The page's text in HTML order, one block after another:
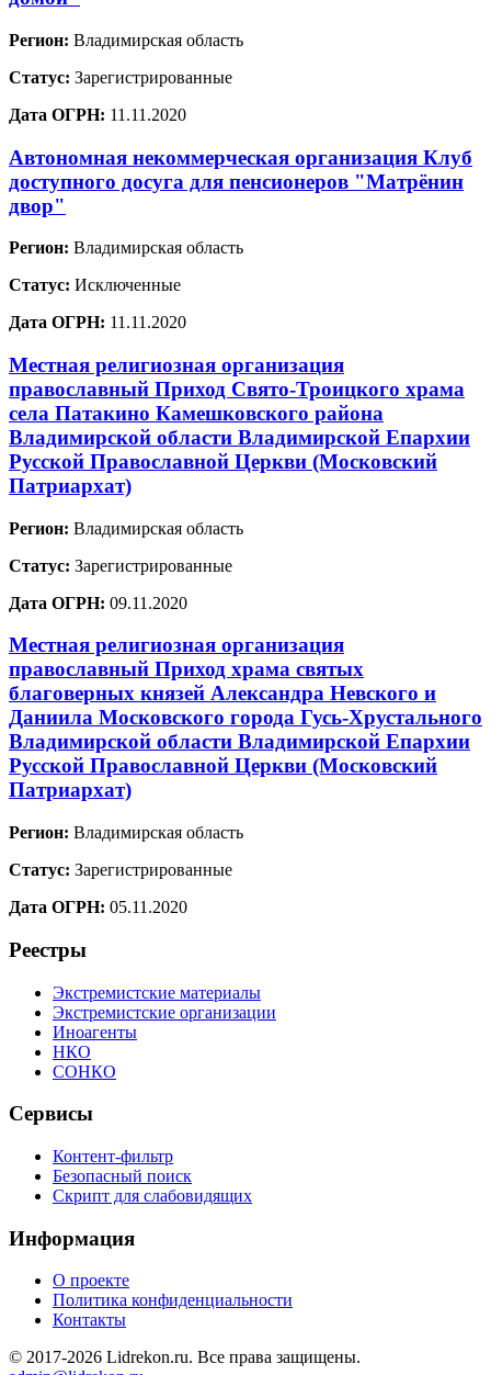
Регион: Владимирская область
Статус: Зарегистрированные
Дата ОГРН: 11.11.2020
Автономная некоммерческая организация Клуб
доступного досуга для пенсионеров "Матрёнин
двор"
Регион: Владимирская область
Статус: Исключенные
Дата ОГРН: 11.11.2020
Местная религиозная организация
православный Приход Свято-Троицкого храма
села Патакино Камешковского района
Владимирской области Владимирской Епархии
Русской Православной Церкви (Московский
Патриархат)
Регион: Владимирская область
Статус: Зарегистрированные
Дата ОГРН: 09.11.2020
Местная религиозная организация
православный Приход храма святых
благоверных князей Александра Невского и
Даниила Московского города Гусь-Хрустального
Владимирской области Владимирской Епархии
Русской Православной Церкви (Московский
Патриархат)
Регион: Владимирская область
Статус: Зарегистрированные
Дата ОГРН: 05.11.2020
Реестры
Экстремистские материалы
Экстремистские организации
Иноагенты
НКО
СОНКО
Сервисы
Контент-фильтр
Безопасный поиск
Скрипт для слабовидящих
Информация
О проекте
Политика конфиденциальности
Контакты
© 2017-2026 Lidrekon.ru. Все права защищены.